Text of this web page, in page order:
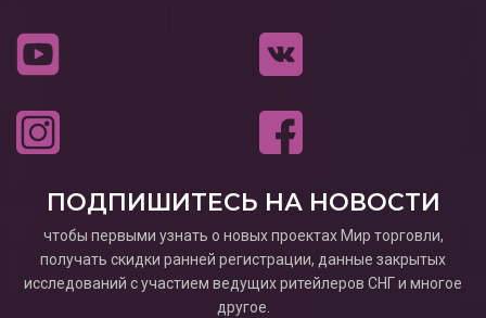
ПОДПИШИТЕСЬ НА НОВОСТИ
чтобы первыми узнать о новых проектах Мир торговли,
получать скидки ранней регистрации, данные закрытых
исследований с участием ведущих ритейлеров СНГ и многое
другое.